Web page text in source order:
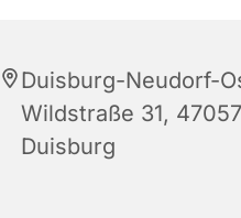
Duisburg-Neudorf-
Wildstraße 31, 47057
Duisburg